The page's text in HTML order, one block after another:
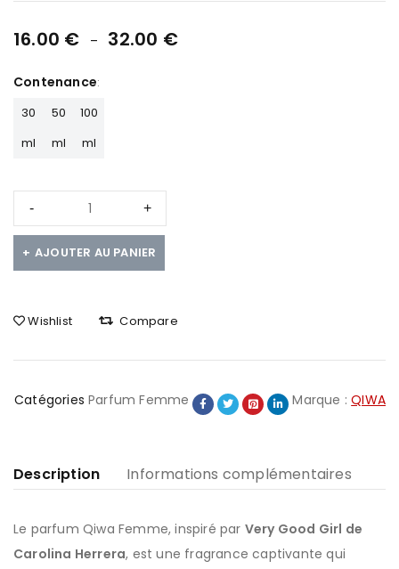
16.00 € – 32.00 €
Contenance
30
ml
50
ml
100
ml
AJOUTER AU PANIER
Wishlist Compare
Catégories Parfum Femme Marque :QIWA
Description Informations complémentaires
Le parfum Qiwa Femme, inspiré par Very Good Girl de
Carolina Herrera, est une fragrance captivante qui